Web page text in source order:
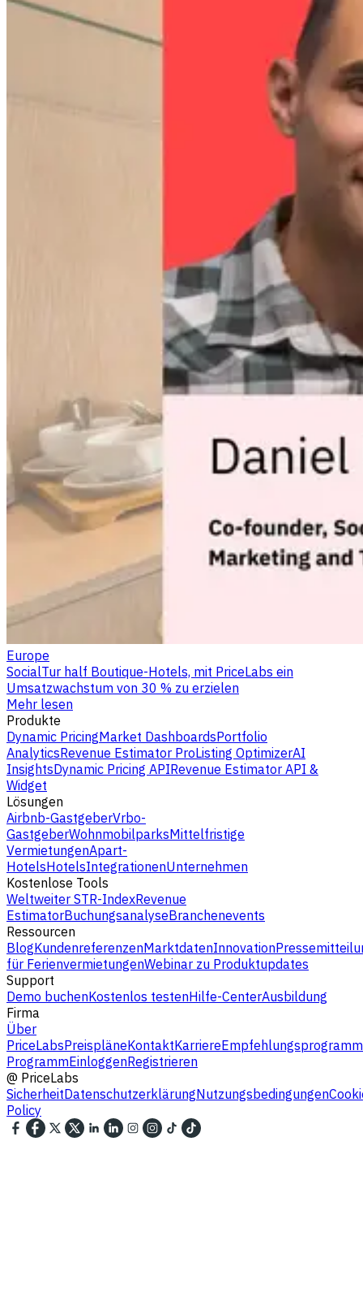
Europe
SocialTur half Boutique-Hotels, mit PriceLabs ein
Umsatzwachstum von 30 % zu erzielen
Mehr lesen
Produkte
Dynamic PricingMarket DashboardsPortfolio
AnalyticsRevenue Estimator ProListing OptimizerAI
InsightsDynamic Pricing APIRevenue Estimator API &
Widget
Lösungen
Airbnb-GastgeberVrbo-
GastgeberWohnmobilparksMittelfristige
VermietungenApart-
HotelsHotelsIntegrationenUnternehmen
Kostenlose Tools
Weltweiter STR-IndexRevenue
EstimatorBuchungsanalyseBranchenevents
Ressourcen
BlogKundenreferenzenMarktdatenInnovation
für FerienvermietungenWebinar zu Produktupdates
Support
Demo buchenKostenlos testenHilfe-CenterAusbildung
Firma
Über
PriceLabsPreispläneKontaktKarriereEmpfehlungsprogramm
ProgrammEinloggenRegistrieren
@ PriceLabs
SicherheitDatenschutzerklärungNutzungsbedingungen
Policy